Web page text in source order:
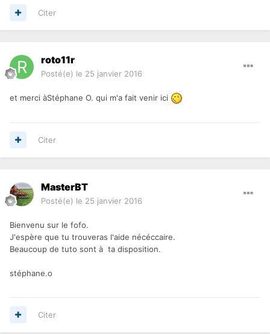
Citer
roto11r
Posté(e) le 25 janvier 2016
et merci àStéphane O. qui m'a fait venir ici
Citer
MasterBT
Posté(e) le 25 janvier 2016
Bienvenu sur le fofo.
J'espère que tu trouveras l'aide nécéccaire.
Beaucoup de tuto sont à ta disposition.
stéphane.o
Citer